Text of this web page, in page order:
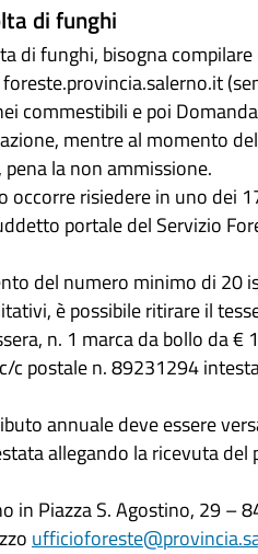
di funghi
di funghi, bisogna compilare
commestibili e poi
mentre al momento
la non ammissione.
occorre risiedere in uno dei
portale del Servizio
del numero minimo di 20
è possibile ritirare il
n. 1 marca da bollo da €
postale n. 89231294
annuale deve essere
allegando la ricevuta del
in Piazza S. Agostino, 29 –